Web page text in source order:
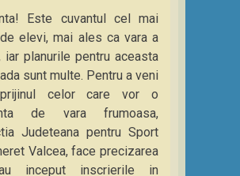
Este cuvantul cel mai
elevi, mai ales ca vara a
iar planurile pentru aceasta
sunt multe. Pentru a veni
celor care vor o
de vara frumoasa,
Judeteana pentru Sport
Valcea, face precizarea
inceput inscrierile in